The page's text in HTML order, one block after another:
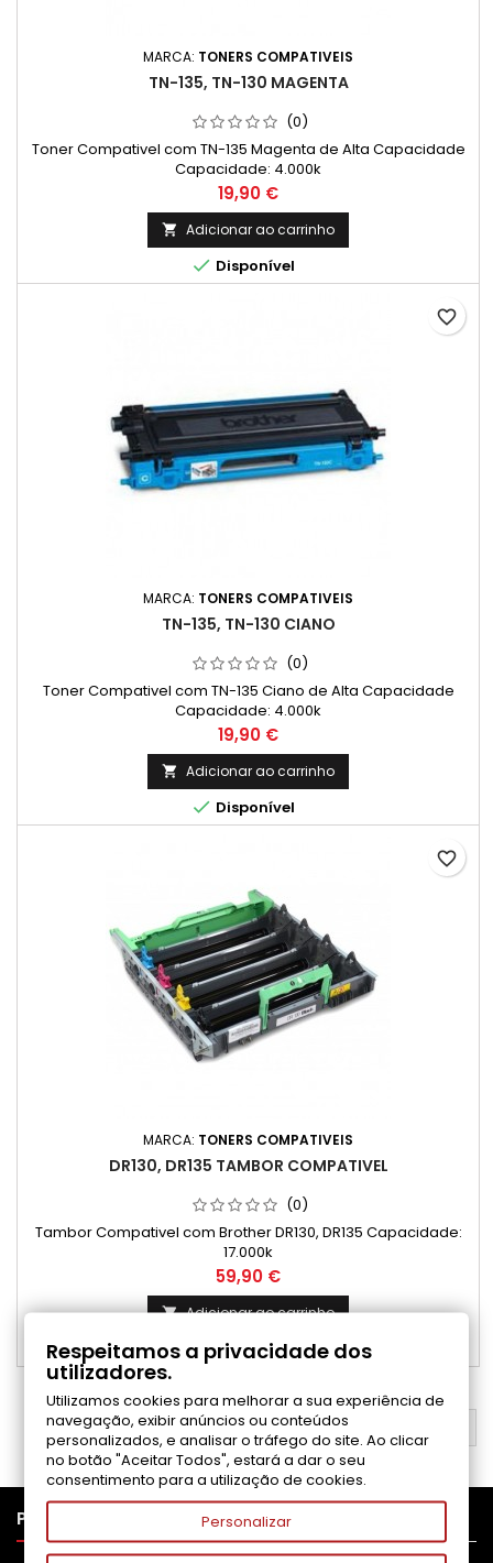
MARCA: TONERS COMPATIVEIS
TN-135, TN-130 MAGENTA
(0)
Toner Compativel com TN-135 Magenta de Alta Capacidade
Capacidade: 4.000k
Preço
19,90 €
 Adicionar ao carrinho
 Disponível
MARCA: TONERS COMPATIVEIS
TN-135, TN-130 CIANO
(0)
Toner Compativel com TN-135 Ciano de Alta Capacidade
Capacidade: 4.000k
Preço
19,90 €
 Adicionar ao carrinho
 Disponível
favorite_border
MARCA: TONERS COMPATIVEIS
DR130, DR135 TAMBOR COMPATIVEL
(0)
Tambor Compativel com Brother DR130, DR135 Capacidade:
17.000k
Preço
59,90 €
 Adicionar ao carrinho
Disponível
favorite_border
VOLTAR AO TOPO
PRODUTOS
Respeitamos a privacidade dos
utilizadores.
Utilizamos cookies para melhorar a sua experiência de
navegação, exibir anúncios ou conteúdos
personalizados, e analisar o tráfego do site. Ao clicar
no botão "Aceitar Todos", estará a dar o seu
consentimento para a utilização de cookies.
Personalizar